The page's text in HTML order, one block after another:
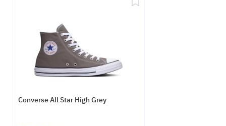
Converse All Star High Grey